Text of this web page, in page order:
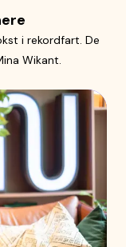
i rekordfart. De
Wikant.